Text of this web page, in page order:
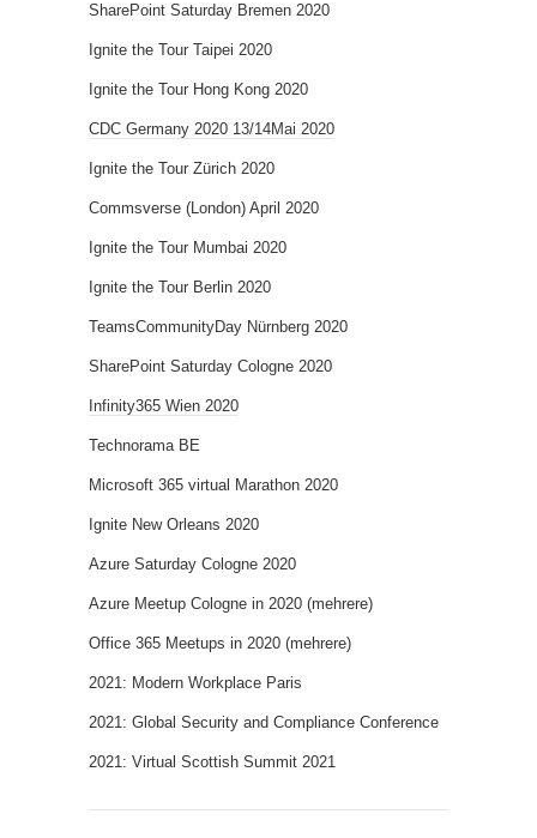
SharePoint Saturday Bremen 2020
Ignite the Tour Taipei 2020
Ignite the Tour Hong Kong 2020
CDC Germany 2020 13/14Mai 2020
Ignite the Tour Zürich 2020
Commsverse (London) April 2020
Ignite the Tour Mumbai 2020
Ignite the Tour Berlin 2020
TeamsCommunityDay Nürnberg 2020
SharePoint Saturday Cologne 2020
Infinity365 Wien 2020
Technorama BE
Microsoft 365 virtual Marathon 2020
Ignite New Orleans 2020
Azure Saturday Cologne 2020
Azure Meetup Cologne in 2020 (mehrere)
Office 365 Meetups in 2020 (mehrere)
2021: Modern Workplace Paris
2021: Global Security and Compliance Conference
2021: Virtual Scottish Summit 2021